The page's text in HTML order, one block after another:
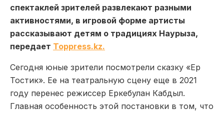
спектаклей зрителей развлекают разными
активностями, в игровой форме артисты
рассказывают детям о традициях Наурыза,
передает Toppress.kz.
Сегодня юные зрители посмотрели сказку «Ер
Тостик». Ее на театральную сцену еще в 2021
году перенес режиссер Еркебулан Кабдыл.
Главная особенность этой постановки в том, что